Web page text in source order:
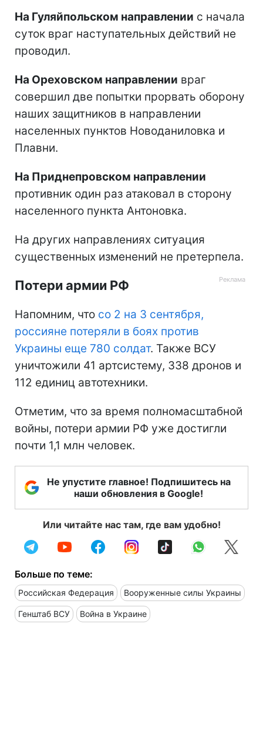
На Гуляйпольском направлении с начала
суток враг наступательных действий не
проводил.
На Ореховском направлении враг
совершил две попытки прорвать оборону
наших защитников в направлении
населенных пунктов Новоданиловка и
Плавни.
На Приднепровском направлении
противник один раз атаковал в сторону
населенного пункта Антоновка.
На других направлениях ситуация
существенных изменений не претерпела.
Потери армии РФ
Напомним, что со 2 на 3 сентября,
россияне потеряли в боях против
Украины еще 780 солдат. Также ВСУ
уничтожили 41 артсистему, 338 дронов и
112 единиц автотехники.
Отметим, что за время полномасштабной
войны, потери армии РФ уже достигли
почти 1,1 млн человек.
Не упустите главное! Подпишитесь на
наши обновления в Google!
Или читайте нас там, где вам удобно!
Больше по теме:
Российская Федерация Вооруженные силы Украины
Генштаб ВСУ Война в Украине